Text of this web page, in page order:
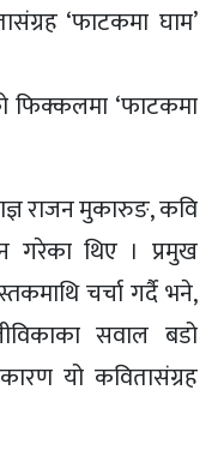
‘फाटकमा घाम’
फिक्कलमा ‘फाटकमा
राजन मुकारुङ, कवि
गरेका थिए । प्रमुख
चर्चा गर्दै भने,
सवाल बडो
यो कवितासंग्रह